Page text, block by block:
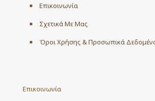
product
Επικοινωνία
Σχετικά Με Μας
Όροι Χρήσης & Προσωπικά
Επικοινωνία